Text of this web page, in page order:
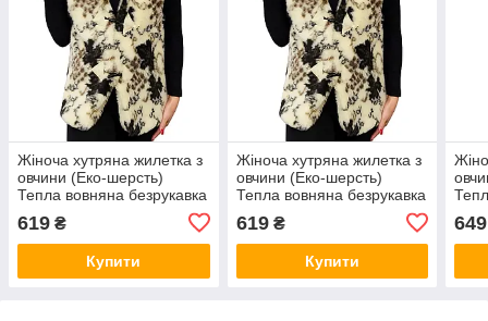
Жіноча хутряна жилетка з
овчини (Еко-шерсть)
Тепла вовняна безрукавка
619 ₴
Купити
Жіноча хутряна жилетка з
овчини (Еко-шерсть)
Тепла вовняна безрукавка
619₴
Купити
649